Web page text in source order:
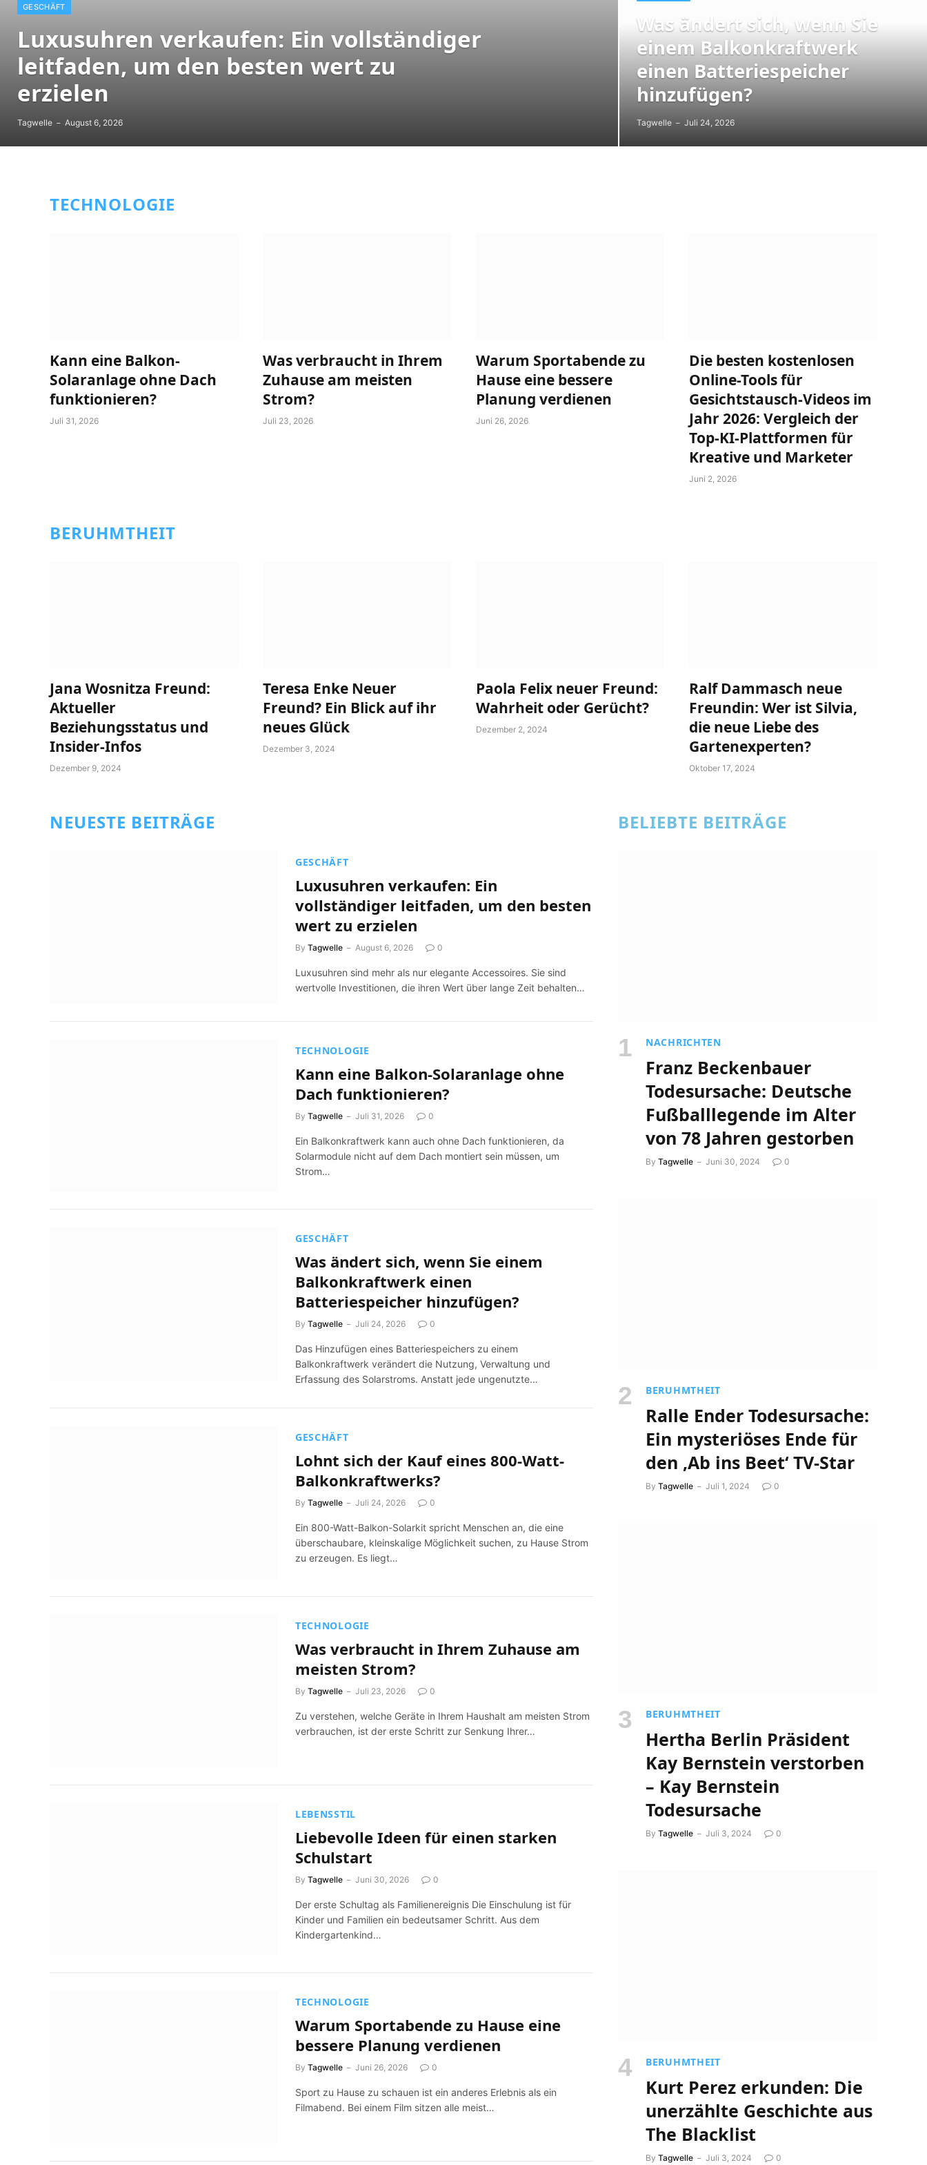
GESCHÄFT
Luxusuhren verkaufen: Ein vollständiger
leitfaden, um den besten wert zu
erzielen
Tagwelle August 6, 2026
Was ändert sich, wenn Sie
einem Balkonkraftwerk
einen Batteriespeicher
hinzufügen?
Tagwelle Juli 24, 2026
TECHNOLOGIE
Kann eine Balkon-
Solaranlage ohne Dach
funktionieren?
Juli 31, 2026
Was verbraucht in Ihrem
Zuhause am meisten
Strom?
Juli 23, 2026
Warum Sportabende zu
Hause eine bessere
Planung verdienen
Juni 26, 2026
Die besten kostenlosen
Online-Tools für
Gesichtstausch-Videos im
Jahr 2026: Vergleich der
Top-KI-Plattformen für
Kreative und Marketer
Juni 2, 2026
BERUHMTHEIT
Jana Wosnitza Freund:
Aktueller
Beziehungsstatus und
Insider-Infos
Dezember 9, 2024
Teresa Enke Neuer
Freund? Ein Blick auf ihr
neues Glück
Dezember 3, 2024
Paola Felix neuer Freund:
Wahrheit oder Gerücht?
Dezember 2, 2024
Ralf Dammasch neue
Freundin: Wer ist Silvia,
die neue Liebe des
Gartenexperten?
Oktober 17, 2024
NEUESTE BEITRÄGE
GESCHÄFT
Luxusuhren verkaufen: Ein
vollständiger leitfaden, um den besten
wert zu erzielen
By Tagwelle August 6, 2026 0
Luxusuhren sind mehr als nur elegante Accessoires. Sie sind
wertvolle Investitionen, die ihren Wert über lange Zeit behalten…
TECHNOLOGIE
Kann eine Balkon-Solaranlage ohne
Dach funktionieren?
By Tagwelle Juli 31, 2026 0
Ein Balkonkraftwerk kann auch ohne Dach funktionieren, da
Solarmodule nicht auf dem Dach montiert sein müssen, um
Strom…
GESCHÄFT
Was ändert sich, wenn Sie einem
Balkonkraftwerk einen
Batteriespeicher hinzufügen?
By Tagwelle Juli 24, 2026 0
Das Hinzufügen eines Batteriespeichers zu einem
Balkonkraftwerk verändert die Nutzung, Verwaltung und
Erfassung des Solarstroms. Anstatt jede ungenutzte…
GESCHÄFT
Lohnt sich der Kauf eines 800-Watt-
Balkonkraftwerks?
By Tagwelle Juli 24, 2026 0
Ein 800-Watt-Balkon-Solarkit spricht Menschen an, die eine
überschaubare, kleinskalige Möglichkeit suchen, zu Hause Strom
zu erzeugen. Es liegt…
TECHNOLOGIE
Was verbraucht in Ihrem Zuhause am
meisten Strom?
By Tagwelle Juli 23, 2026 0
Zu verstehen, welche Geräte in Ihrem Haushalt am meisten Strom
verbrauchen, ist der erste Schritt zur Senkung Ihrer…
LEBENSSTIL
Liebevolle Ideen für einen starken
Schulstart
By Tagwelle Juni 30, 2026 0
Der erste Schultag als Familienereignis Die Einschulung ist für
Kinder und Familien ein bedeutsamer Schritt. Aus dem
Kindergartenkind…
TECHNOLOGIE
Warum Sportabende zu Hause eine
bessere Planung verdienen
By Tagwelle Juni 26, 2026 0
Sport zu Hause zu schauen ist ein anderes Erlebnis als ein
Filmabend. Bei einem Film sitzen alle meist…
BELIEBTE BEITRÄGE
NACHRICHTEN
Franz Beckenbauer
Todesursache: Deutsche
Fußballlegende im Alter
von 78 Jahren gestorben
By Tagwelle Juni 30, 2024 0
BERUHMTHEIT
Ralle Ender Todesursache:
Ein mysteriöses Ende für
den ‚Ab ins Beet‘ TV-Star
By Tagwelle Juli 1, 2024 0
BERUHMTHEIT
Hertha Berlin Präsident
Kay Bernstein verstorben
– Kay Bernstein
Todesursache
By Tagwelle Juli 3, 2024 0
BERUHMTHEIT
Kurt Perez erkunden: Die
unerzählte Geschichte aus
The Blacklist
By Tagwelle Juli 3, 2024 0